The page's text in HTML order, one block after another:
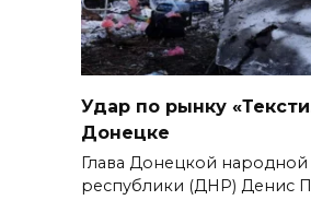
Удар по рынку
Донецке
Глава Донецкой народной
республики (ДНР) Денис